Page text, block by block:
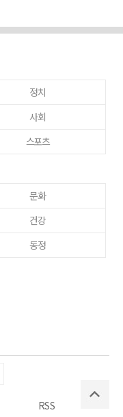
정치
사회
스포츠
문화
건강
동정
RSS